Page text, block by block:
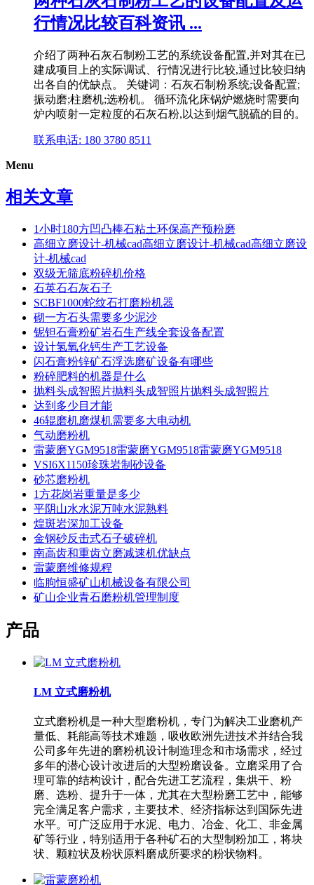
行情况比较百科资讯 ...
介绍了两种石灰石制粉工艺的系统设备配置,并对其在已
建成项目上的实际调试、行情况进行比较,通过比较归纳
出各自的优缺点。 关键词：石灰石制粉系统;设备配置;
振动磨;柱磨机;选粉机。 循环流化床锅炉燃烧时需要向
炉内喷射一定粒度的石灰石粉,以达到烟气脱硫的目的。
联系电话: 180 3780 8511
Menu
相关文章
1小时180方凹凸棒石粘土环保高产预粉磨
高细立磨设计-机械cad高细立磨设计-机械cad高细立磨设
计-机械cad
双级无筛底粉碎机价格
石英石石灰石子
SCBF1000蛇纹石打磨粉机器
砌一方石头需要多少泥沙
铌钽石膏粉矿岩石生产线全套设备配置
设计氢氧化钙生产工艺设备
闪石膏粉锌矿石浮选磨矿设备有哪些
粉碎肥料的机器是什么
抛料头成智照片抛料头成智照片抛料头成智照片
达到多少目才能
46辊磨机磨煤机需要多大电动机
气动磨粉机
雷蒙磨YGM9518雷蒙磨YGM9518雷蒙磨YGM9518
VSI6X1150珍珠岩制砂设备
砂芯磨粉机
1方花岗岩重量是多少
平阴山水水泥万吨水泥熟料
煌斑岩深加工设备
金钢砂反击式石子破碎机
南高齿和重齿立磨减速机优缺点
雷蒙磨维修规程
临朐恒盛矿山机械设备有限公司
矿山企业青石磨粉机管理制度
产品
LM 立式磨粉机
立式磨粉机是一种大型磨粉机，专门为解决工业磨机产
量低、耗能高等技术难题，吸收欧洲先进技术并结合我
公司多年先进的磨粉机设计制造理念和市场需求，经过
多年的潜心设计改进后的大型粉磨设备。立磨采用了合
理可靠的结构设计，配合先进工艺流程，集烘干、粉
磨、选粉、提升于一体，尤其在大型粉磨工艺中，能够
完全满足客户需求，主要技术、经济指标达到国际先进
水平。可广泛应用于水泥、电力、冶金、化工、非金属
矿等行业，特别适用于各种矿石的大型制粉加工，将块
状、颗粒状及粉状原料磨成所要求的粉状物料。